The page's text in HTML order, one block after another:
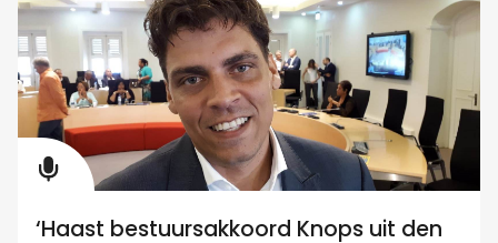
‘Haast bestuursakkoord Knops uit den